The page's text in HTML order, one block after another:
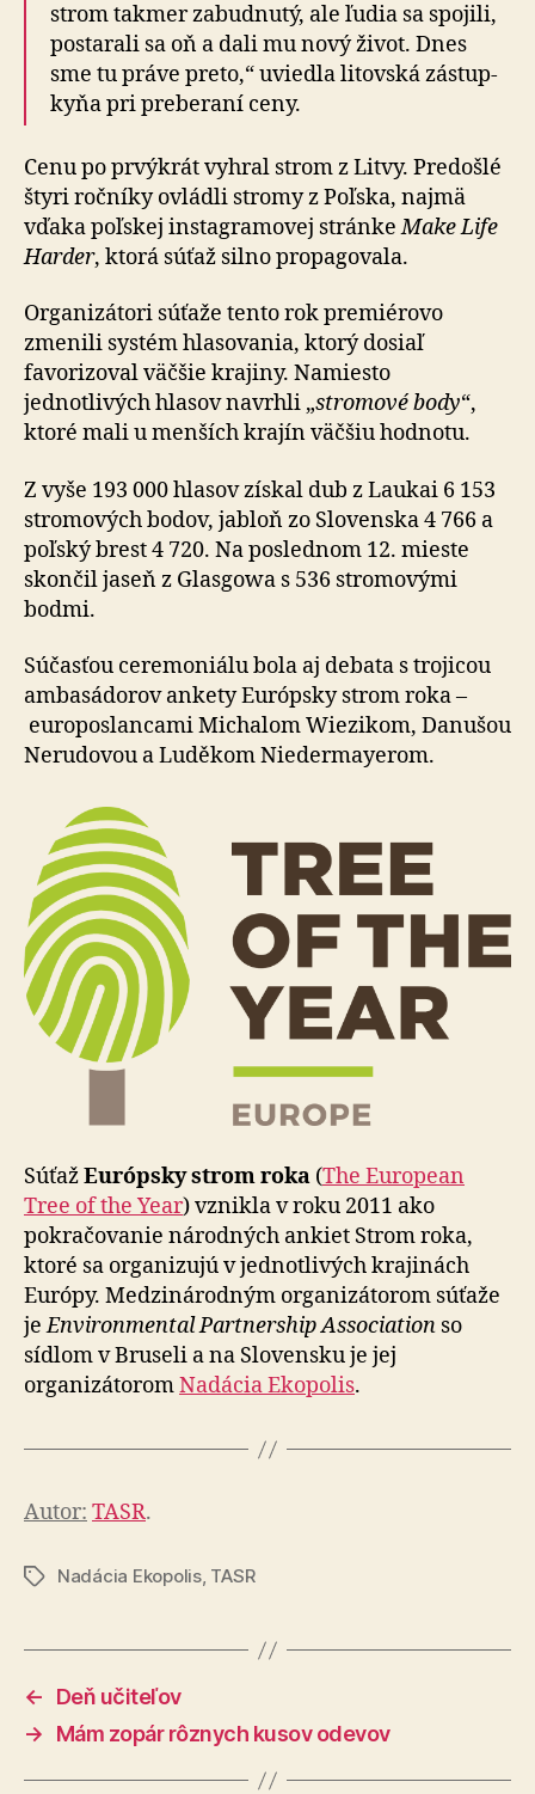
strom takmer za­bud­nu­tý, ale ľudia sa spojili,
postarali sa oň a dali mu nový ži­vot. Dnes
sme tu práve preto,“ uviedla litovská zá­stup­
ky­ňa pri preberaní ceny.
Cenu po prvýkrát vyhral strom z Litvy. Predošlé
štyri roč­ní­ky ovládli stromy z Poľska, najmä
vďaka poľskej in­sta­gra­mo­vej stránkeMake Life
Harder, ktorá súťaž silno pro­pa­go­va­la.
Organizátori súťaže tento rok premiérovo
zmenili systém hlasovania, ktorý dosiaľ
favorizoval väčšie krajiny. Na­mies­to
jednotlivých hlasov navrhli „stromové body“,
ktoré mali u menších krajín väčšiu hodnotu.
Z vyše 193 000 hlasov získal dub z Laukai 6 153
stro­mo­vých bodov, jabloň zo Slovenska 4 766 a
poľský brest 4 720. Na poslednom 12. mieste
skončil jaseň z Glasgowa s 536 stromovými
bodmi.
Súčasťou ceremoniálu bola aj debata s trojicou
am­ba­sá­do­rov ankety Európsky strom roka –
europoslancami Mi­cha­lom Wiezikom, Danušou
Nerudovou a Luděkom Nie­der­ma­ye­rom.
SúťažEurópsky strom roka (The European
Tree of the Year) vznikla v roku 2011 ako
pokračovanie národných ankiet Strom roka,
ktoré sa organizujú v jednotlivých krajinách
Európy. Medzinárodným organizátorom súťaže
jeEnvironmental Partnership Association so
sídlom v Bru­se­li a na Slovensku je jej
organizátoromNadácia Ekopolis.
Autor: TASR.
ZnačkyNadácia Ekopolis, TASR
←
Deň učiteľov
→
Mám zopár rôznych kusov odevov